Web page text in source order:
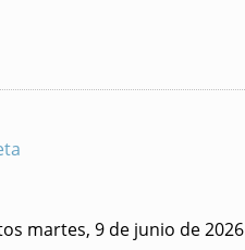
martes, 9 de junio de 2026